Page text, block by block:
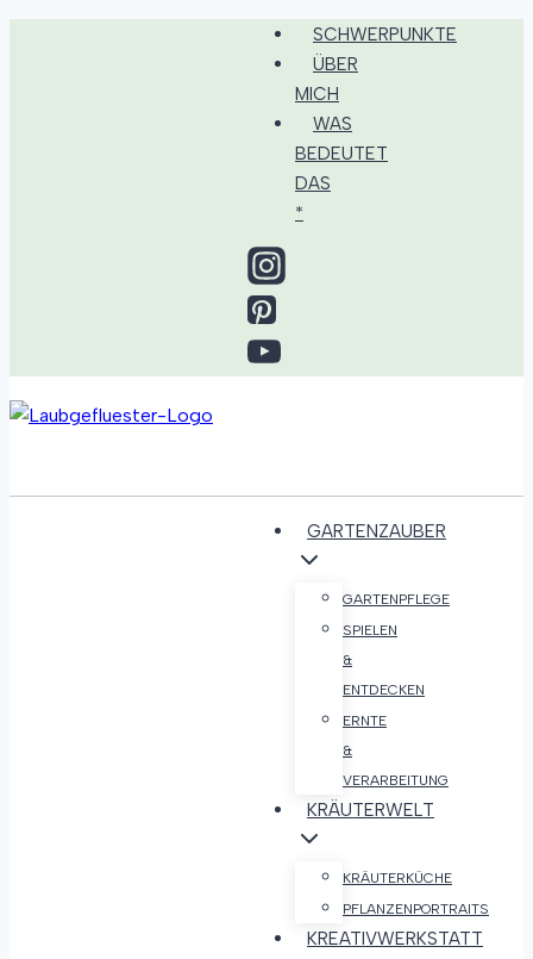
SCHWERPUNKTE
ÜBER
MICH
WAS
BEDEUTET
DAS
*
GARTENZAUBER
GARTENPFLEGE
SPIELEN
&
ENTDECKEN
ERNTE
&
VERARBEITUNG
KRÄUTERWELT
KRÄUTERKÜCHE
PFLANZENPORTRAITS
KREATIVWERKSTATT